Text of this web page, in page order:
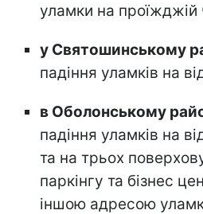
уламки на проїжджій
у Святошинському
падіння уламків на
в Оболонському
падіння уламків на
та на трьох
паркінгу та бізнес
іншою адресою